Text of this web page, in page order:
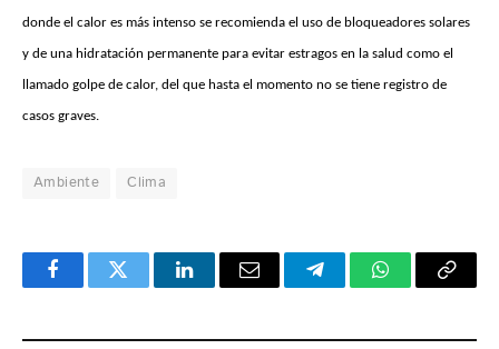
donde el calor es más intenso se recomienda el uso de bloqueadores solares
y de una hidratación permanente para evitar estragos en la salud como el
llamado golpe de calor, del que hasta el momento no se tiene registro de
casos graves.
Ambiente Clima
FacebookTwitter LinkedInEmail TelegramWhatsApp
Copy